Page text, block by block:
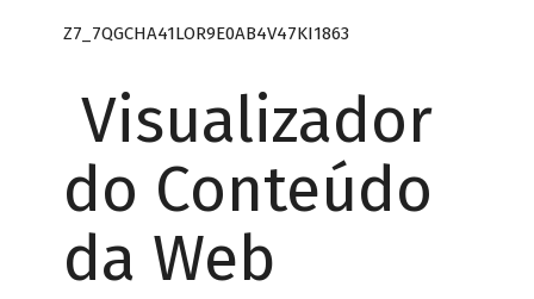
Z7_7QGCHA41LOR9E0AB4V47KI1863
Visualizador
do Conteúdo
da Web